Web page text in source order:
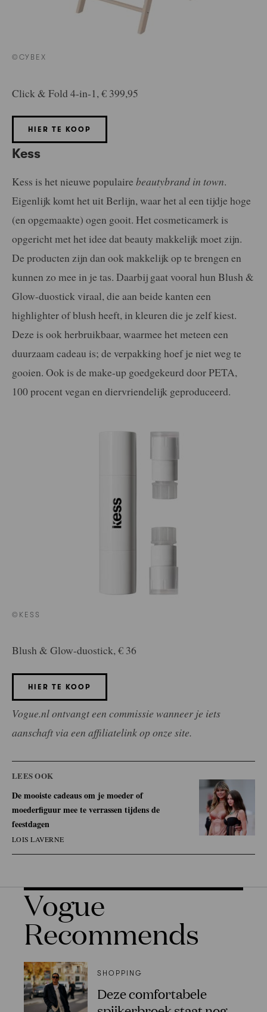
©CYBEX
Click & Fold 4-in-1, € 399,95
HIER TE KOOP
Kess
Kess is het nieuwe populaire beautybrand in town.
Eigenlijk komt het uit Berlijn, waar het al een tijdje hoge
(en opgemaakte) ogen gooit. Het cosmeticamerk is
opgericht met het idee dat beauty makkelijk moet zijn.
De producten zijn dan ook makkelijk op te brengen en
kunnen zo mee in je tas. Daarbij gaat vooral hun Blush &
Glow-duostick viraal, die aan beide kanten een
highlighter of blush heeft, in kleuren die je zelf kiest.
Deze is ook herbruikbaar, waarmee het meteen een
duurzaam cadeau is; de verpakking hoef je niet weg te
gooien. Ook is de make-up goedgekeurd door PETA,
100 procent vegan en diervriendelijk geproduceerd.
©KESS
Blush & Glow-duostick, € 36
HIER TE KOOP
Vogue.nl ontvangt een commissie wanneer je iets
aanschaft via een affiliatelink op onze site.
LEES OOK
De mooiste cadeaus om je moeder of
moederfiguur mee te verrassen tijdens de
feestdagen
LOIS LAVERNE
Vogue
Recommends
SHOPPING
Deze comfortabele